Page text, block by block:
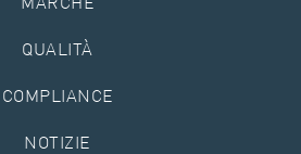
QUALITÀ
COMPLIANCE
NOTIZIE